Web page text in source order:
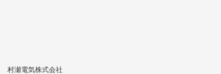
村瀬電気株式会社